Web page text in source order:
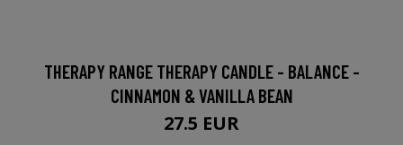
THERAPY RANGE THERAPY CANDLE - BALANCE -
CINNAMON & VANILLA BEAN
27.5 EUR